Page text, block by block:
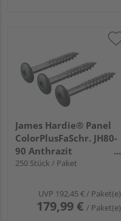
James Hardie® Panel
ColorPlusFaSchr. JH80-
90 Anthrazit
38x4,8mm
250 Stück / Paket
UVP 192,45 €/ Paket(e)
179,99 € / Paket(e)